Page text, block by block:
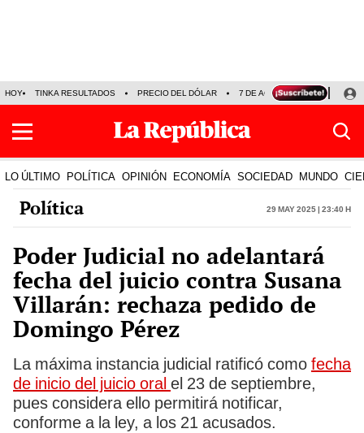
HOY TINKA RESULTADOS PRECIO DEL DÓLAR 7 DE AGOSTO OLLANTA
LO ÚLTIMO POLÍTICA OPINIÓN ECONOMÍA SOCIEDAD MUNDO
Política 29 May 2025 | 23:40 h
Poder Judicial no adelantará
fecha del juicio contra Susana
Villarán: rechaza pedido de
Domingo Pérez
La máxima instancia judicial ratificó como fecha
de inicio del juicio oral el 23 de septiembre,
pues considera ello permitirá notificar,
conforme a la ley, a los 21 acusados.